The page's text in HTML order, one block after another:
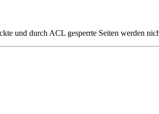
und durch ACL gesperrte Seiten werden